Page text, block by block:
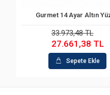
Sepete Ekle
Ayar Altın Yüzük